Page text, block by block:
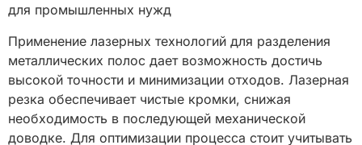
для промышленных нужд
Применение лазерных технологий для разделения
металлических полос дает возможность достичь
высокой точности и минимизации отходов. Лазерная
резка обеспечивает чистые кромки, снижая
необходимость в последующей механической
доводке. Для оптимизации процесса стоит учитывать